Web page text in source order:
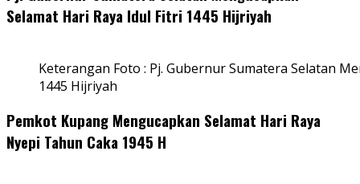
Selamat Hari Raya Idul Fitri 1445 Hijriyah
Keterangan Foto : Pj. Gubernur Sumatera Selatan
1445 Hijriyah
Pemkot Kupang Mengucapkan Selamat Hari Raya
Nyepi Tahun Caka 1945 H